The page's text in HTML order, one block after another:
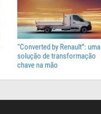
“Converted by Renault”: uma
solução de transformação
chave na mão